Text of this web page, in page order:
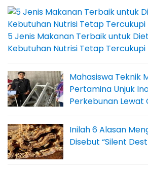
5 Jenis Makanan Terbaik untuk
Kebutuhan Nutrisi Tetap Tercukupi
Mahasiswa Teknik
Pertamina Unjuk
Perkebunan Lewat
Inilah 6 Alasan
Disebut “Silent